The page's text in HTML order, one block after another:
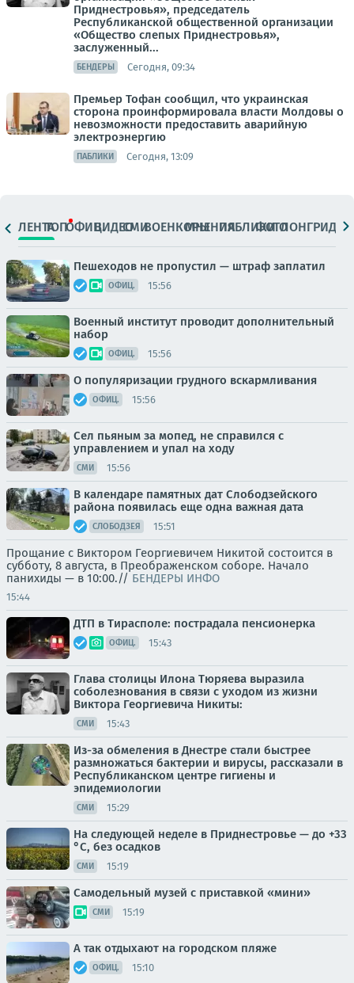
Приднестровья», председатель
Республиканской общественной организации
«Общество слепых Приднестровья»,
заслуженный...
БЕНДЕРЫ Сегодня, 09:34
Премьер Тофан сообщил, что украинская
сторона проинформировала власти Молдовы о
невозможности предоставить аварийную
электроэнергию
ПАБЛИКИ Сегодня, 13:09
ЛЕНТАТОПОФИЦ.ВИДЕОСМИВОЕНКОРЫМНЕНИЯПАБЛИКИ
ФОТОЛОНГРИДЫ
Пешеходов не пропустил — штраф заплатил
ОФИЦ. 15:56
Военный институт проводит дополнительный
набор
ОФИЦ. 15:56
О популяризации грудного вскармливания
ОФИЦ. 15:56
Сел пьяным за мопед, не справился с
управлением и упал на ходу
СМИ 15:56
В календаре памятных дат Слободзейского
района появилась еще одна важная дата
СЛОБОДЗЕЯ 15:51
Прощание с Виктором Георгиевичем Никитой состоится в
субботу, 8 августа, в Преображенском соборе. Начало
панихиды — в 10:00.// БЕНДЕРЫ ИНФО
15:44
ДТП в Тирасполе: пострадала пенсионерка
ОФИЦ. 15:43
Глава столицы Илона Тюряева выразила
соболезнования в связи с уходом из жизни
Виктора Георгиевича Никиты:
СМИ 15:43
Из-за обмеления в Днестре стали быстрее
размножаться бактерии и вирусы, рассказали в
Республиканском центре гигиены и
эпидемиологии
СМИ 15:29
На следующей неделе в Приднестровье — до +33
°С, без осадков
СМИ 15:19
Самодельный музей с приставкой «мини»
СМИ 15:19
А так отдыхают на городском пляже
ОФИЦ. 15:10